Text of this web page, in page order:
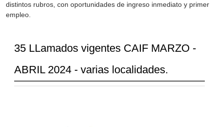
distintos rubros, con oportunidades de ingreso inmediato y primer
empleo.
35 LLamados vigentes CAIF MARZO -
ABRIL 2024 - varias localidades.